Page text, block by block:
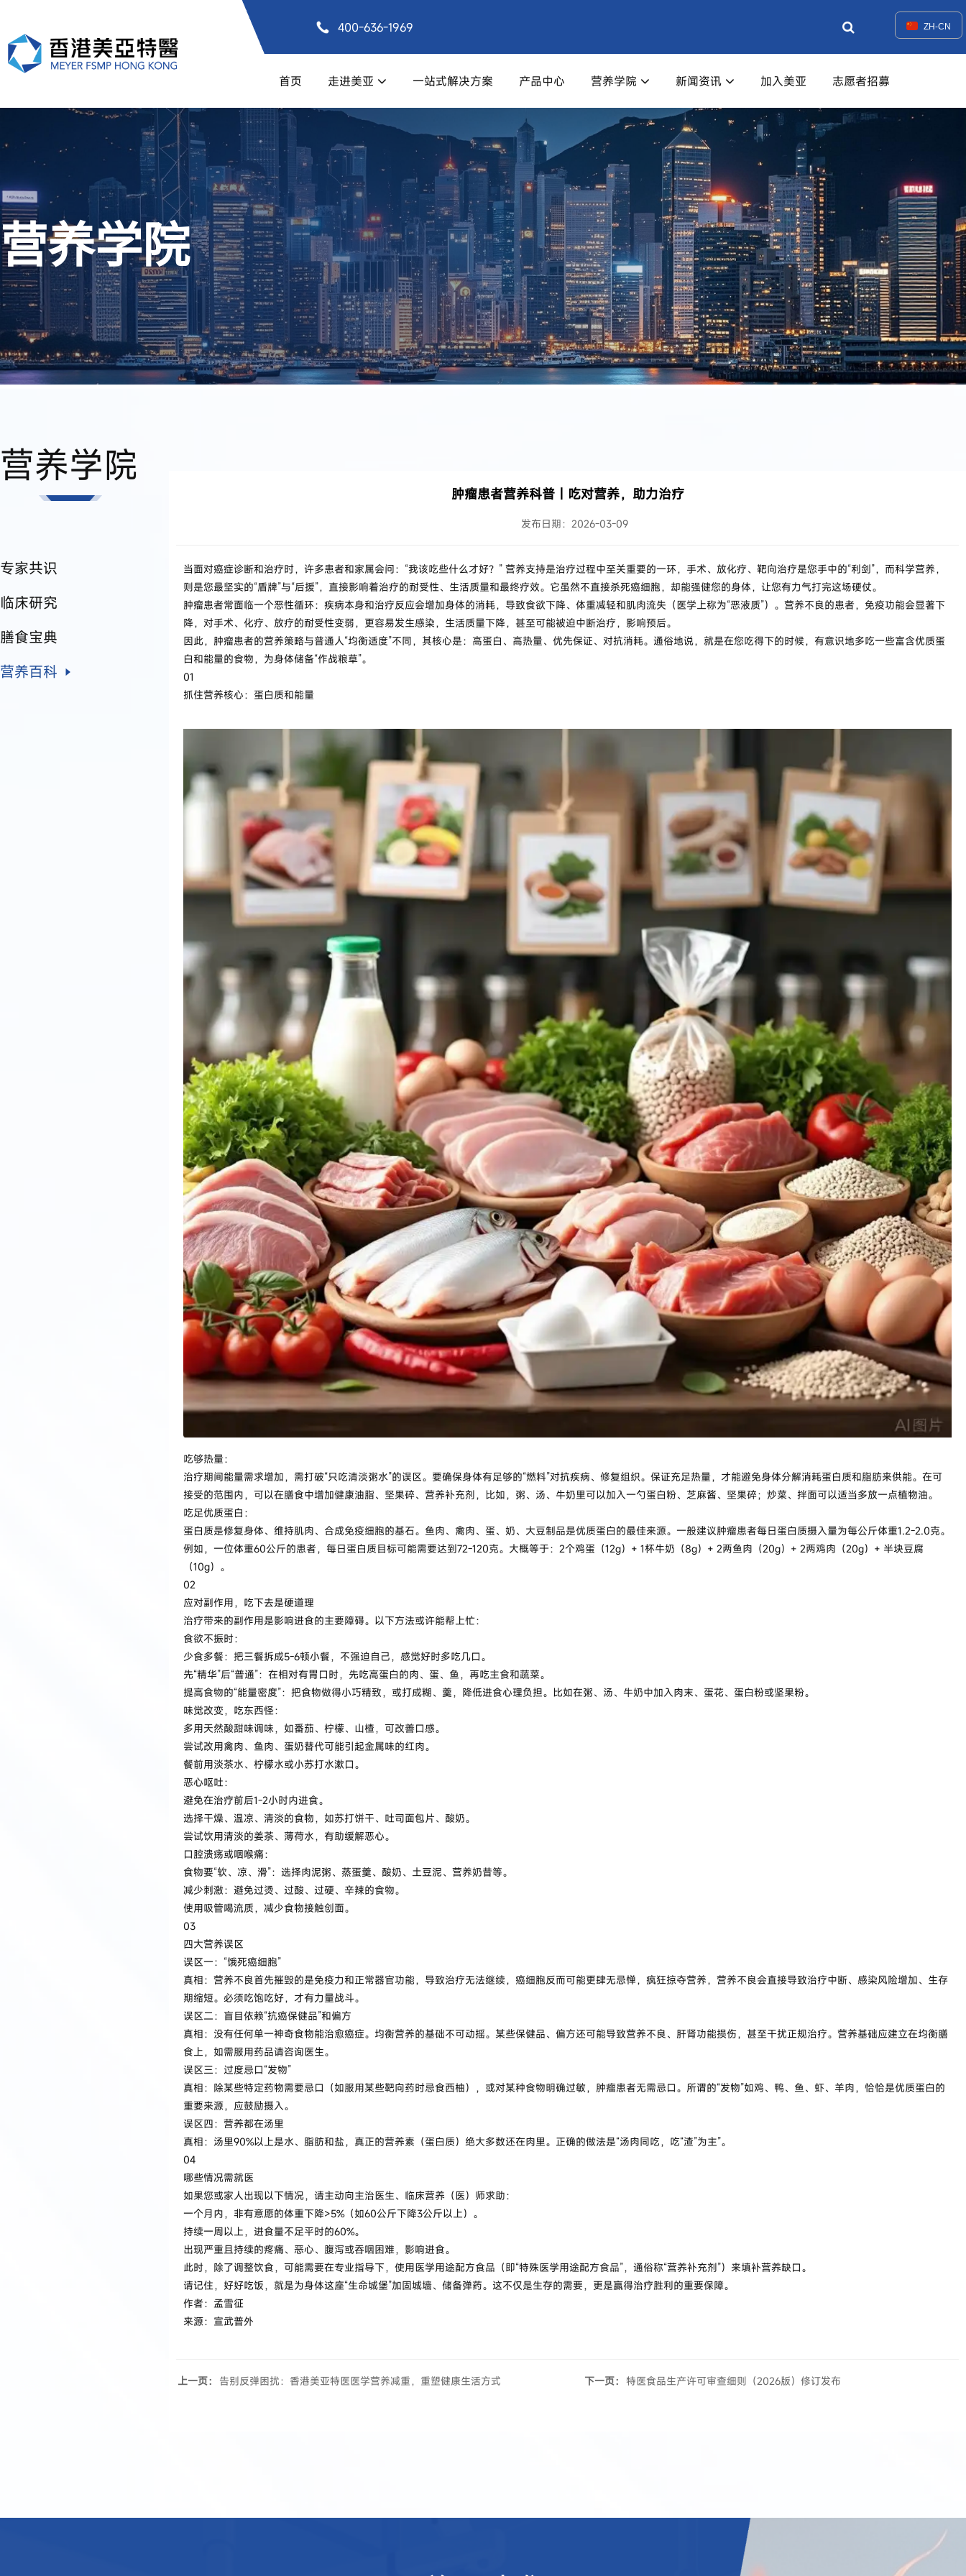
400-636-1969 ZH-CN
首页 走进美亚 一站式解决方案 产品中心 营养学院 新闻资讯 加入美亚 志愿者招募
营养学院
营养学院
专家共识
临床研究
膳食宝典
营养百科
肿瘤患者营养科普｜吃对营养，助力治疗
发布日期：2026-03-09
当面对癌症诊断和治疗时，许多患者和家属会问：“我该吃些什么才好？” 营养支持是治疗过程中至关重要的一环，手术、放化疗、靶向治疗是您手中的“利剑”，而科学营养，
则是您最坚实的“盾牌”与“后援”，直接影响着治疗的耐受性、生活质量和最终疗效。它虽然不直接杀死癌细胞，却能强健您的身体，让您有力气打完这场硬仗。
肿瘤患者常面临一个恶性循环：疾病本身和治疗反应会增加身体的消耗，导致食欲下降、体重减轻和肌肉流失（医学上称为“恶液质”）。营养不良的患者，免疫功能会显著下
降，对手术、化疗、放疗的耐受性变弱，更容易发生感染，生活质量下降，甚至可能被迫中断治疗，影响预后。
因此，肿瘤患者的营养策略与普通人“均衡适度”不同，其核心是：高蛋白、高热量、优先保证、对抗消耗。通俗地说，就是在您吃得下的时候，有意识地多吃一些富含优质蛋
白和能量的食物，为身体储备“作战粮草”。
01
抓住营养核心：蛋白质和能量
吃够热量：
治疗期间能量需求增加，需打破“只吃清淡粥水”的误区。要确保身体有足够的“燃料”对抗疾病、修复组织。保证充足热量，才能避免身体分解消耗蛋白质和脂肪来供能。在可
接受的范围内，可以在膳食中增加健康油脂、坚果碎、营养补充剂，比如，粥、汤、牛奶里可以加入一勺蛋白粉、芝麻酱、坚果碎；炒菜、拌面可以适当多放一点植物油。
吃足优质蛋白：
蛋白质是修复身体、维持肌肉、合成免疫细胞的基石。鱼肉、禽肉、蛋、奶、大豆制品是优质蛋白的最佳来源。一般建议肿瘤患者每日蛋白质摄入量为每公斤体重1.2-2.0克。
例如，一位体重60公斤的患者，每日蛋白质目标可能需要达到72-120克。大概等于：2个鸡蛋（12g）+ 1杯牛奶（8g）+ 2两鱼肉（20g）+ 2两鸡肉（20g）+ 半块豆腐
（10g）。
02
应对副作用，吃下去是硬道理
治疗带来的副作用是影响进食的主要障碍。以下方法或许能帮上忙：
食欲不振时：
少食多餐：把三餐拆成5-6顿小餐，不强迫自己，感觉好时多吃几口。
先“精华”后“普通”：在相对有胃口时，先吃高蛋白的肉、蛋、鱼，再吃主食和蔬菜。
提高食物的“能量密度”：把食物做得小巧精致，或打成糊、羹，降低进食心理负担。比如在粥、汤、牛奶中加入肉末、蛋花、蛋白粉或坚果粉。
味觉改变，吃东西怪：
多用天然酸甜味调味，如番茄、柠檬、山楂，可改善口感。
尝试改用禽肉、鱼肉、蛋奶替代可能引起金属味的红肉。
餐前用淡茶水、柠檬水或小苏打水漱口。
恶心呕吐：
避免在治疗前后1-2小时内进食。
选择干燥、温凉、清淡的食物，如苏打饼干、吐司面包片、酸奶。
尝试饮用清淡的姜茶、薄荷水，有助缓解恶心。
口腔溃疡或咽喉痛：
食物要“软、凉、滑”：选择肉泥粥、蒸蛋羹、酸奶、土豆泥、营养奶昔等。
减少刺激：避免过烫、过酸、过硬、辛辣的食物。
使用吸管喝流质，减少食物接触创面。
03
四大营养误区
误区一：“饿死癌细胞”
真相：营养不良首先摧毁的是免疫力和正常器官功能，导致治疗无法继续，癌细胞反而可能更肆无忌惮，疯狂掠夺营养，营养不良会直接导致治疗中断、感染风险增加、生存
期缩短。必须吃饱吃好，才有力量战斗。
误区二：盲目依赖“抗癌保健品”和偏方
真相：没有任何单一神奇食物能治愈癌症。均衡营养的基础不可动摇。某些保健品、偏方还可能导致营养不良、肝肾功能损伤，甚至干扰正规治疗。营养基础应建立在均衡膳
食上，如需服用药品请咨询医生。
误区三：过度忌口“发物”
真相：除某些特定药物需要忌口（如服用某些靶向药时忌食西柚），或对某种食物明确过敏，肿瘤患者无需忌口。所谓的“发物”如鸡、鸭、鱼、虾、羊肉，恰恰是优质蛋白的
重要来源，应鼓励摄入。
误区四：营养都在汤里
真相：汤里90%以上是水、脂肪和盐，真正的营养素（蛋白质）绝大多数还在肉里。正确的做法是“汤肉同吃，吃“渣”为主”。
04
哪些情况需就医
如果您或家人出现以下情况，请主动向主治医生、临床营养（医）师求助：
一个月内，非有意愿的体重下降>5%（如60公斤下降3公斤以上）。
持续一周以上，进食量不足平时的60%。
出现严重且持续的疼痛、恶心、腹泻或吞咽困难，影响进食。
此时，除了调整饮食，可能需要在专业指导下，使用医学用途配方食品（即“特殊医学用途配方食品”，通俗称“营养补充剂”）来填补营养缺口。
请记住，好好吃饭，就是为身体这座“生命城堡”加固城墙、储备弹药。这不仅是生存的需要，更是赢得治疗胜利的重要保障。
作者：孟雪征
来源：宣武普外
上一页： 告别反弹困扰：香港美亚特医医学营养减重，重塑健康生活方式 下一页： 特医食品生产许可审查细则（2026版）修订发布